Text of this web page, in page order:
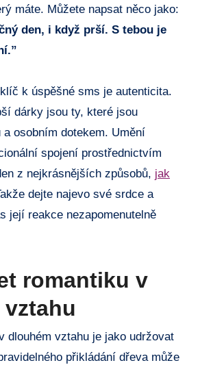
máte. Můžete napsat něco jako:
den, i když prší. S tebou je
k úspěšné sms je autenticita.
dárky jsou ty, které jsou
osobním dotekem. Umění
spojení prostřednictvím
z nejkrásnějších způsobů, jak
dejte najevo své srdce a
její reakce nezapomenutelně
romantiku v
dlouhém vztahu je jako udržovat
přikládání dřeva může